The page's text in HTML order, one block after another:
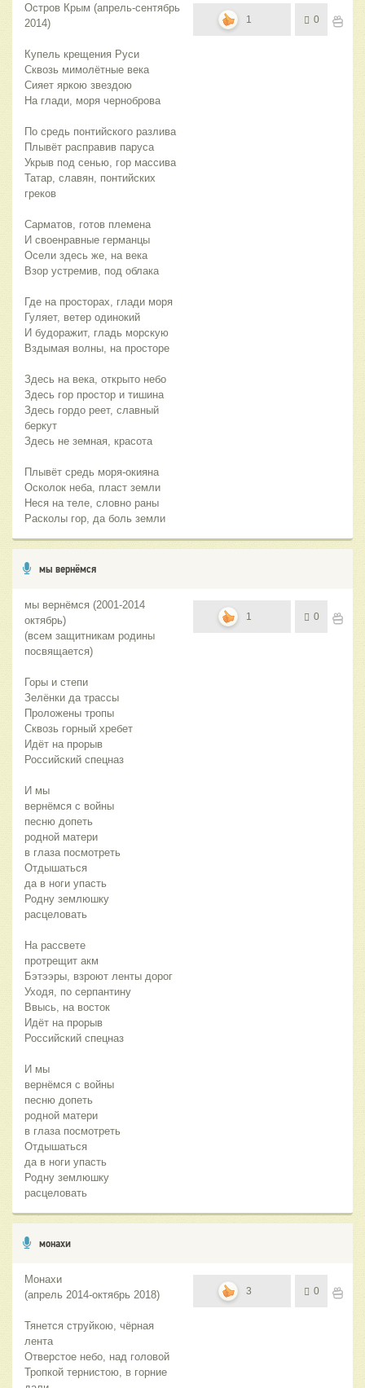
Остров Крым (апрель-сентябрь
2014)
Купель крещения Руси
Сквозь мимолётные века
Сияет яркою звездою
На глади, моря черноброва
По средь понтийского разлива
Плывёт расправив паруса
Укрыв под сенью, гор массива
Татар, славян, понтийских
греков
Сарматов, готов племена
И своенравные германцы
Осели здесь же, на века
Взор устремив, под облака
Где на просторах, глади моря
Гуляет, ветер одинокий
И будоражит, гладь морскую
Вздымая волны, на просторе
Здесь на века, открыто небо
Здесь гор простор и тишина
Здесь гордо реет, славный
беркут
Здесь не земная, красота
Плывёт средь моря-окияна
Осколок неба, пласт земли
Неся на теле, словно раны
Расколы гор, да боль земли
1 0
мы вернёмся
мы вернёмся (2001-2014
октябрь)
(всем защитникам родины
посвящается)
Горы и степи
Зелёнки да трассы
Проложены тропы
Сквозь горный хребет
Идёт на прорыв
Российский спецназ
И мы
вернёмся с войны
песню допеть
родной матери
в глаза посмотреть
Отдышаться
да в ноги упасть
Родну землюшку
расцеловать
На рассвете
протрещит акм
Бэтээры, взроют ленты дорог
Уходя, по серпантину
Ввысь, на восток
Идёт на прорыв
Российский спецназ
И мы
вернёмся с войны
песню допеть
родной матери
в глаза посмотреть
Отдышаться
да в ноги упасть
Родну землюшку
расцеловать
1 0
монахи
Монахи
(апрель 2014-октябрь 2018)
Тянется струйкою, чёрная
лента
Отверстое небо, над головой
Тропкой тернистою, в горние
3 0